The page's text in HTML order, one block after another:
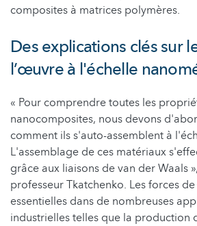
composites à matrices polymères.
Des explications clés sur
l’œuvre à l'échelle
« Pour comprendre toutes les
nanocomposites, nous devons
comment ils s'auto-assemblent à
L'assemblage de ces matériaux
grâce aux liaisons de van der Waals
professeur Tkatchenko. Les forces
essentielles dans de nombreuses
industrielles telles que la production